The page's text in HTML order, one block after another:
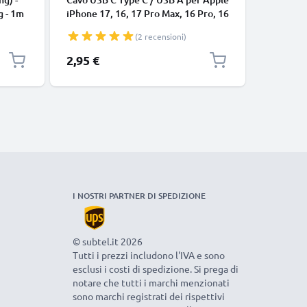
- 1m
iPhone 17, 16, 17 Pro Max, 16 Pro, 16
Samsung Galaxy S25 Ultra, S25
Google Pixel 10, 9a, 10 Pro, 10 Pro
XL Xiaomi 15 Ultra, Redmi Note 14
(2 recensioni)
2,95 €
I NOSTRI PARTNER DI SPEDIZIONE
© subtel.it 2026
Tutti i prezzi includono l'IVA e sono
esclusi i costi di spedizione. Si prega di
notare che tutti i marchi menzionati
sono marchi registrati dei rispettivi